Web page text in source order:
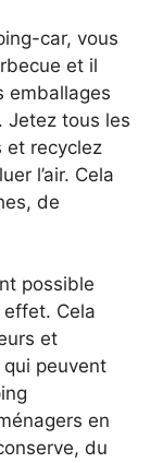
car, vous
et il
emballages
Jetez tous les
et recyclez
l’air. Cela
de
possible
Cela
et
qui peuvent
en
du